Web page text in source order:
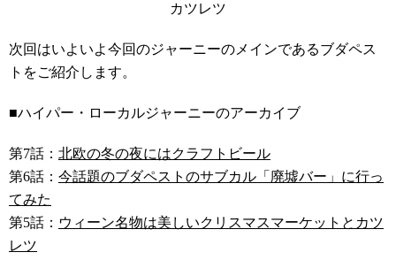
カツレツ
次回はいよいよ今回のジャーニーのメインであるブダペス
トをご紹介します。
■ハイパー・ローカルジャーニーのアーカイブ
第7話： 北欧の冬の夜にはクラフトビール
第6話： 今話題のブダペストのサブカル「廃墟バー」に行っ
てみた
第5話： ウィーン名物は美しいクリスマスマーケットとカツ
レツ